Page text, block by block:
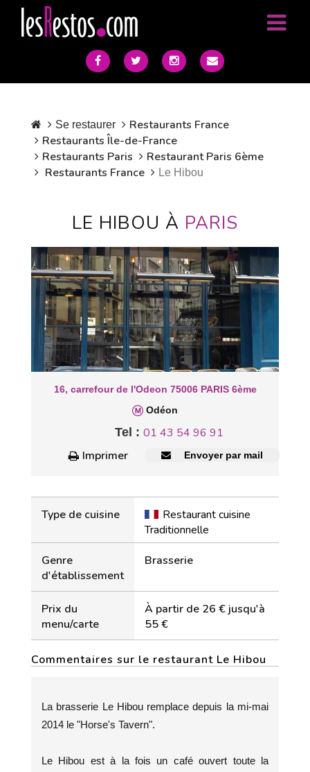
Se restaurer
Restaurants France
Restaurants Île-de-France
Restaurants Paris
Restaurant Paris 6ème
Restaurants France
Le Hibou
LE HIBOU À PARIS
16, carrefour de l'Odeon 75006 PARIS 6ème
Odéon
Tel : 01 43 54 96 91
Imprimer
Envoyer par mail
Type de cuisine
Restaurant cuisine
Traditionnelle
Genre
d'établissement
Brasserie
Prix du
menu/carte
À partir de 26 € jusqu'à
55 €
Commentaires sur le restaurant Le Hibou
La brasserie Le Hibou remplace depuis la mi-mai
2014 le "Horse's Tavern".
Le Hibou est à la fois un café ouvert toute la